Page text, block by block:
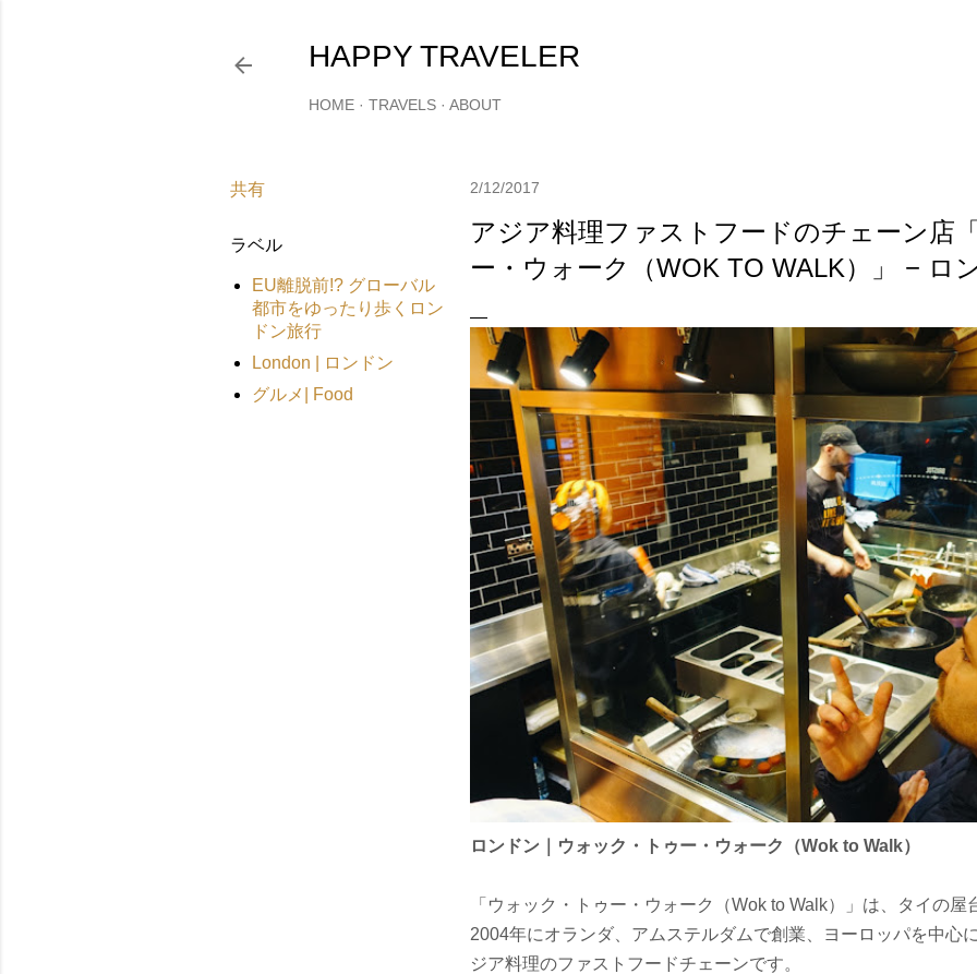
HAPPY TRAVELER
HOME TRAVELS ABOUT
共有
ラベル
EU離脱前!? グローバル
都市をゆったり歩くロン
ドン旅行
London | ロンドン
グルメ| Food
2/12/2017
アジア料理ファストフードのチェーン店
ー・ウォーク（WOK TO WALK）」 − ロ
ロンドン｜ウォック・トゥー・ウォーク（Wok to Walk）
「ウォック・トゥー・ウォーク（Wok to Walk）」は、タイの
2004年にオランダ、アムステルダムで創業、ヨーロッパを中心
ジア料理のファストフードチェーンです。